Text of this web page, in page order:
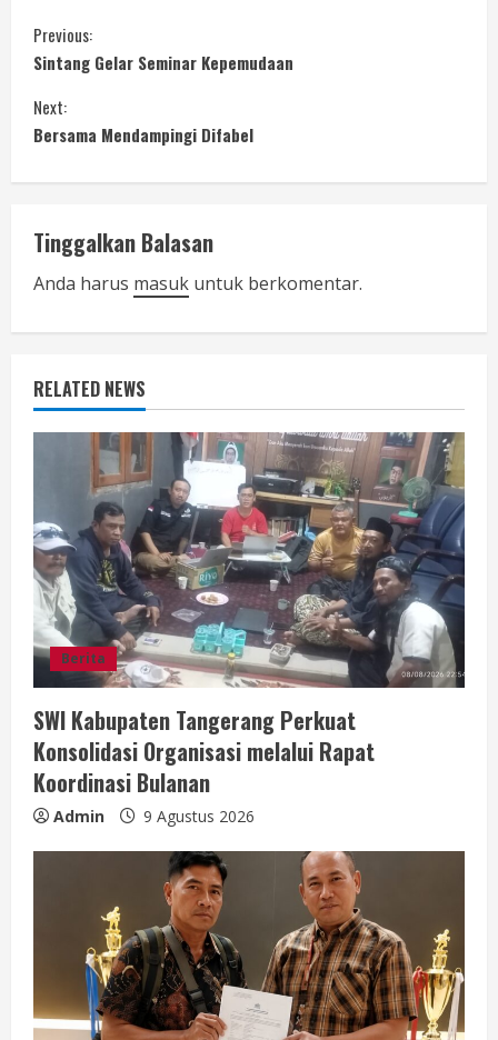
C
o
n
t
i
n
u
e
R
a
d
i
n
g
Previous:
Sintang Gelar Seminar Kepemudaan
Next:
Bersama Mendampingi Difabel
Tinggalkan Balasan
Anda harus masuk untuk berkomentar.
RELATED NEWS
Berita
SWI Kabupaten Tangerang Perkuat
Konsolidasi Organisasi melalui Rapat
Koordinasi Bulanan
Admin 9 Agustus 2026